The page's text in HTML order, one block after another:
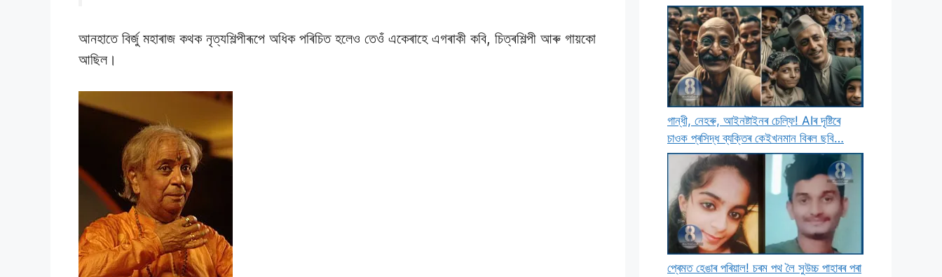
আনহাতে বিৰ্জু মহাৰাজ কথক নৃত্যশিল্পীৰূপে অধিক পৰিচিত হলেও তেওঁ একেৰাহে এগৰাকী কবি, চিত্ৰশিল্পী আৰু গায়কো
আছিল।
গান্ধী, নেহৰু, আইনষ্টাইনৰ চেল্ফি! AIৰ দৃষ্টিৰে
চাওক প্ৰসিদ্ধ ব্যক্তিৰ কেইখনমান বিৰল ছবি…
প্ৰেমত হেঙাৰ পৰিয়াল! চৰম পথ লৈ সুউচ্চ পাহাৰৰ পৰা